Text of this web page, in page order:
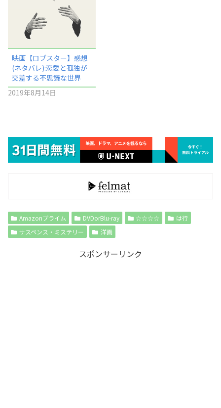
映画【ロブスター】感想
(ネタバレ):恋愛と孤独が
交差する不思議な世界
2019年8月14日
Amazonプライム DVDorBlu-ray ☆☆☆☆
は行
サスペンス・ミステリー
洋画
スポンサーリンク